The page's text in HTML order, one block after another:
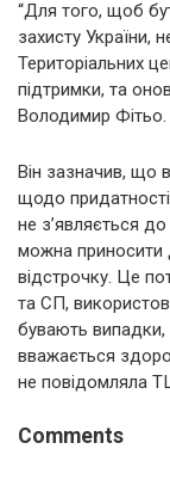
“Для того, щоб
захисту України,
Територіальних
підтримки, та
Володимир Фітьо.
Він зазначив, що
щодо
не з’являється
можна приносити
відстрочку. Це
та СП,
бувають
вважається
не повідомляла
Comments